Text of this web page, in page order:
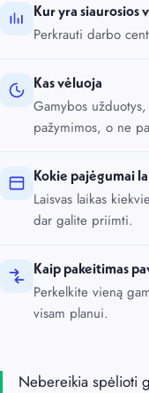
Kur yra siaurosios
Perkrauti darbo
Kas vėluoja
Gamybos
pažymimos, o ne
Kokie pajėgumai
Laisvas laikas
dar galite priimti.
Kaip pakeitimas
Perkelkite vieną
visam planui.
Nebereikia spėlioti